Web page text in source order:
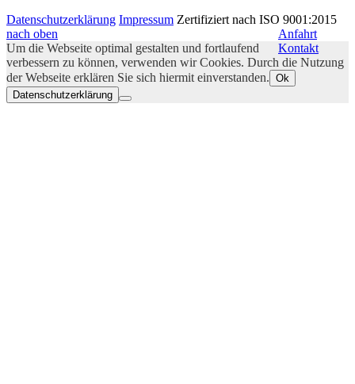
Datenschutzerklärung Impressum Zertifiziert nach ISO 9001:2015
Anfahrt
Kontakt
nach oben
Um die Webseite optimal gestalten und fortlaufend
verbessern zu können, verwenden wir Cookies. Durch die Nutzung
der Webseite erklären Sie sich hiermit einverstanden. Ok
Datenschutzerklärung